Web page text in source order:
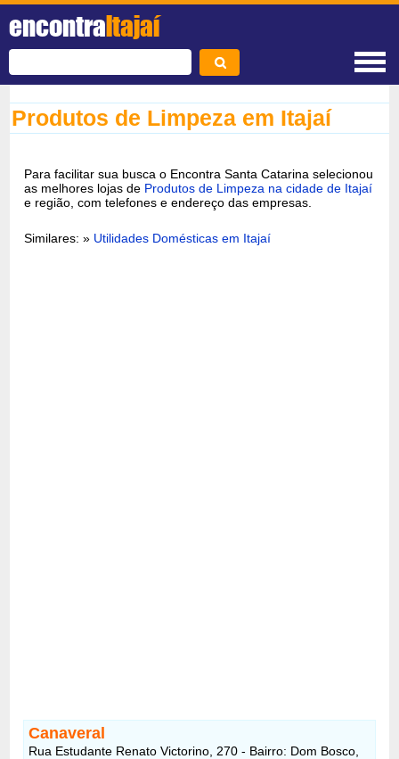
encontraItajaí
Produtos de Limpeza em Itajaí
Para facilitar sua busca o Encontra Santa Catarina selecionou
as melhores lojas de Produtos de Limpeza na cidade de Itajaí
e região, com telefones e endereço das empresas.
Similares: » Utilidades Domésticas em Itajaí
Canaveral
Rua Estudante Renato Victorino, 270 - Bairro: Dom Bosco,